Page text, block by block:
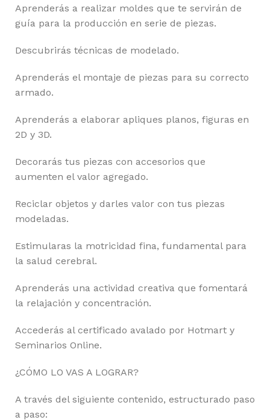
Aprenderás a realizar moldes que te servirán de
guía para la producción en serie de piezas.
Descubrirás técnicas de modelado.
Aprenderás el montaje de piezas para su correcto
armado.
Aprenderás a elaborar apliques planos, figuras en
2D y 3D.
Decorarás tus piezas con accesorios que
aumenten el valor agregado.
Reciclar objetos y darles valor con tus piezas
modeladas.
Estimularas la motricidad fina, fundamental para
la salud cerebral.
Aprenderás una actividad creativa que fomentará
la relajación y concentración.
Accederás al certificado avalado por Hotmart y
Seminarios Online.
¿CÓMO LO VAS A LOGRAR?
A través del siguiente contenido, estructurado paso
a paso: